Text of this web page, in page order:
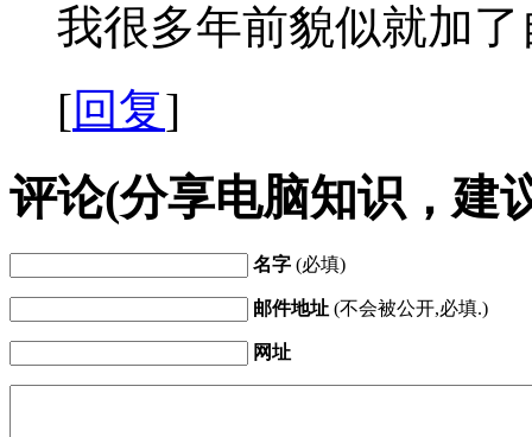
我很多年前貌似就加
[回复]
评论(分享电脑知识，建
名字 (必填)
邮件地址 (不会被公开,必填.)
网址